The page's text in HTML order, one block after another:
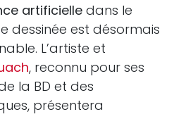
artificielle dans le
dessinée est désormais
L’artiste et
, reconnu pour ses
la BD et des
présentera